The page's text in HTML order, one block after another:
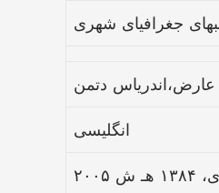
جغرافیای شهری
عارض،اندریاس دتمن
انگلیسی
هـ ش